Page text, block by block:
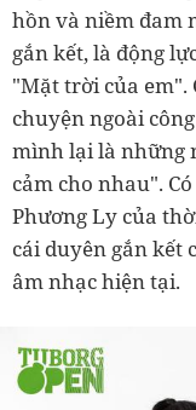
hồn và niềm đam
gắn kết, là động
"Mặt trời của em".
chuyện ngoài
mình lại là những
cảm cho nhau".
Phương Ly của
cái duyên gắn kết
âm nhạc hiện tại.